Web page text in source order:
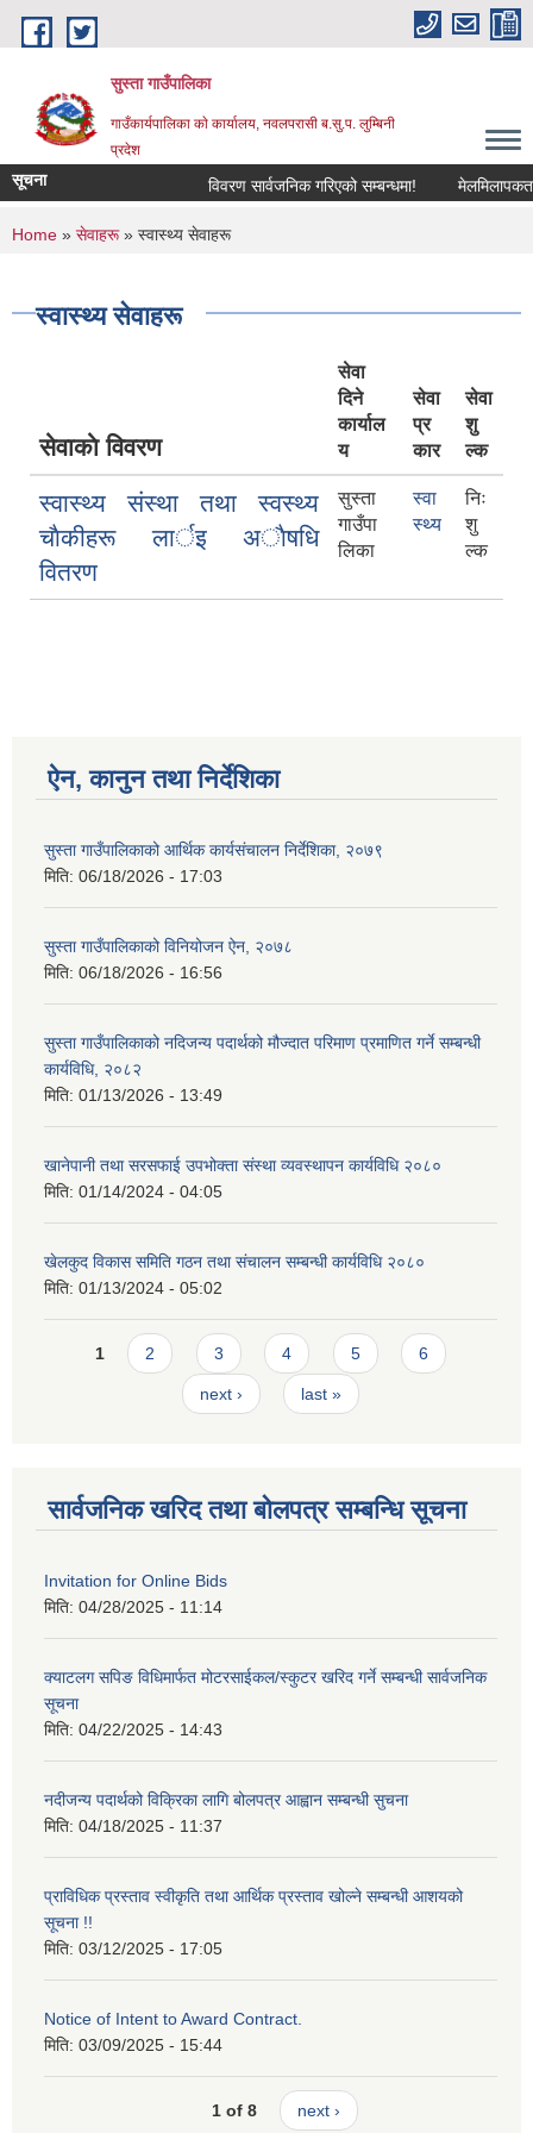
Skip to main content
सुस्ता गाउँपालिका
गाउँकार्यपालिका काे कार्यालय, नवलपरासी ब.सु.प. लुम्बिनी
प्रदेश
सूचना विवरण सार्वजनिक गरिएको सम्बन्धमा!
You are here
Home » सेवाहरू» स्वास्थ्य सेवाहरू
स्वास्थ्य सेवाहरू
सेवाकाे विवरण
सेवा
दिने
कार्याल
य
सेवा
प्र
कार
सेवा
शु
ल्क
स्वास्थ्य संस्था तथा स्वस्थ्य
चाैकीहरू लार्इ अाैषधि
वितरण
सुस्ता
गाउँपा
लिका
स्वा
स्थ्य
निः
शु
ल्क
ऐन, कानुन तथा निर्देशिका
सुस्ता गाउँपालिकाको आर्थिक कार्यसंचालन निर्देशिका, २०७९
मिति: 06/18/2026 - 17:03
सुस्ता गाउँपालिकाको विनियोजन ऐन, २०७८
मिति: 06/18/2026 - 16:56
सुस्ता गाउँपालिकाको नदिजन्य पदार्थको मौज्दात परिमाण प्रमाणित गर्ने सम्बन्धी
कार्यविधि, २०८२
मिति: 01/13/2026 - 13:49
खानेपानी तथा सरसफाई उपभोक्ता संस्था व्यवस्थापन कार्यविधि २०८०
मिति: 01/14/2024 - 04:05
खेलकुद विकास समिति गठन तथा संचालन सम्बन्धी कार्यविधि २०८०
मिति: 01/13/2024 - 05:02
Pages
1 2 3 4 5 6
next › last »
सार्वजनिक खरिद तथा बोलपत्र सम्बन्धि सूचना
Invitation for Online Bids
मिति: 04/28/2025 - 11:14
क्याटलग सपिङ विधिमार्फत मोटरसाईकल/स्कुटर खरिद गर्ने सम्बन्धी सार्वजनिक
सूचना
मिति: 04/22/2025 - 14:43
नदीजन्य पदार्थको विक्रिका लागि बोलपत्र आह्वान सम्बन्धी सुचना
मिति: 04/18/2025 - 11:37
प्राविधिक प्रस्ताव स्वीकृति तथा आर्थिक प्रस्ताव खोल्ने सम्बन्धी आशयको
सूचना !!
मिति: 03/12/2025 - 17:05
Notice of Intent to Award Contract.
मिति: 03/09/2025 - 15:44
1 of 8 next ›